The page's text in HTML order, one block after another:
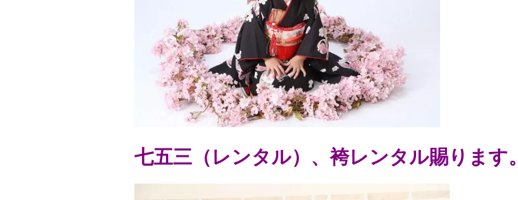
七五三（レンタル）、袴レンタル賜ります。